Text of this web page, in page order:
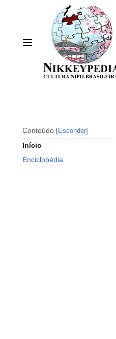
Menu principal
Conteúdo Esconder
Início
Enciclopédia